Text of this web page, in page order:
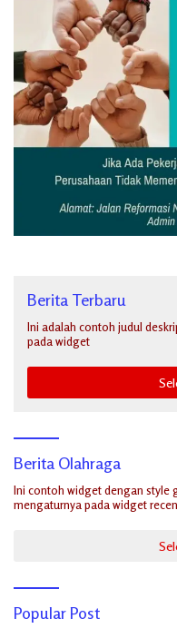
Berita Terbaru
Ini adalah contoh judul
pada widget
Berita Olahraga
Ini contoh widget dengan style
mengaturnya pada widget
Popular Post